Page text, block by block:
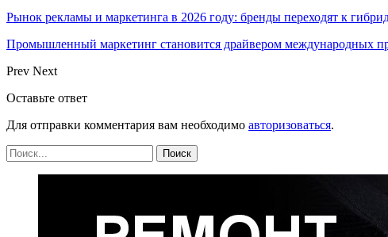
Рынок рекламы и маркетинга в 2026 году: бренды переходят к
Промышленный маркетинг становится драйвером международных
Prev Next
Оставьте ответ
Для отправки комментария вам необходимо авторизоваться.